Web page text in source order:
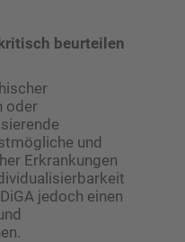
beurteilen
oder
und
Erkrankungen
jedoch einen